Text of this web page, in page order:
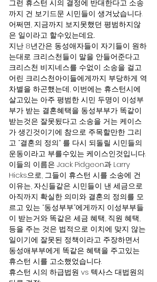
그런 휴스턴 시의 결정에 반대한다고 소송
까지 건 보기드문 시민들이 생겨났습니다.
어쩌면, 지금까지 보지못했던 평범하지않
은 일이라고 할수있는데요..
지난 8년간은 동성애자들이 자기들이 원하
는대로 크리스천들이 말을 안들어준다고
크리스천 비지네스를 수없이 소송을 걸고
어린 크리스천아이들에게까지 부당하게 역
차별을 하곤했는데, 이번에는 휴스턴시에
살고있는 아주 평범한 시민 두명이 이성부
부가 받는 결혼혜택을 동성부부가 똑같이
받는것은 잘못됬다고 소송을 거는 케이스
가 생긴것이기에 참으로 주목할만한 그리
고 “결혼의 정의” 를 다시 되돌릴 시민들의
운동이라고 부를수있는 케이스인것입니다.
이들의 이름은 Jack Pidgeon과 Larry
Hicks으로, 그들이 휴스턴 시를 소송에 건
이유는, 자신들같은 시민들이 낸 세금으로
아직까지 확실한 의미와 결혼의 정의를 모
르고 있는 “동성부부”에게까지 이성부부들
이 받는거와 똑같은 세금 혜택, 직원 혜택,
등을 주는 것은 법적으로 이치에 맞지 않는
일이기에 잘못된 정책이라고 주장하면서
동성애부부에게 똑같은 혜택을 주고있는
휴스턴 시를 고소했었습니다.
휴스턴 시의 하급법원 vs 텍사스 대법원의